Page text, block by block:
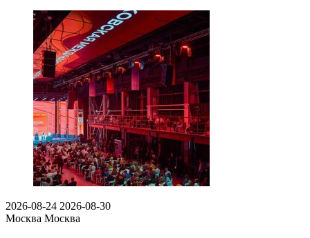
2026-08-24 2026-08-30
Москва Москва